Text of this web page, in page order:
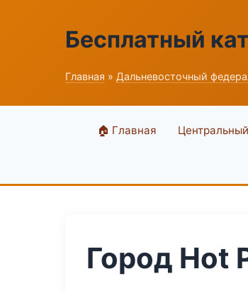
Бесплатный
Главная » Дальневосточный
🏠 Главная
Город Hot